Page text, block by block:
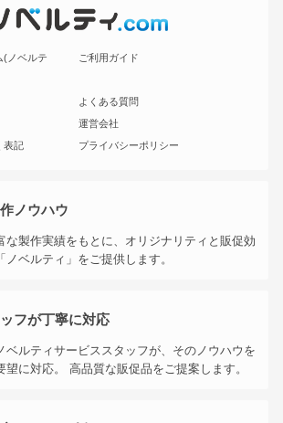
(ノベルテ
ご利用ガイド
よくある質問
運営会社
表記
プライバシーポリシー
ノウハウ
な製作実績をもとに、オリジナリティと販促効
ベルティ」をご提供します。
フが丁寧に対応
ベルティサービススタッフが、そのノウハウを
に対応。 高品質な販促品をご提案します。